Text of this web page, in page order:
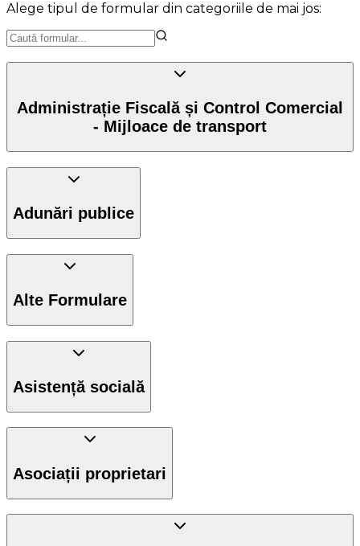
Alege tipul de formular din categoriile de mai jos:
Administrație Fiscală și Control Comercial
- Mijloace de transport
Adunări publice
Alte Formulare
Asistență socială
Asociații proprietari